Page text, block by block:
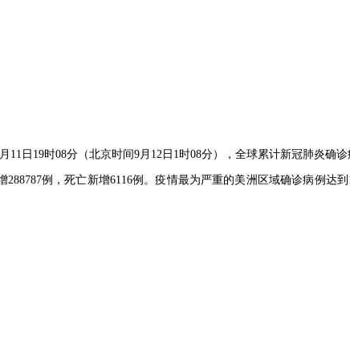
日19时08分（北京时间9月12日1时08分），全球累计新冠肺炎确诊
例，死亡新增6116例。疫情最为严重的美洲区域确诊病例达